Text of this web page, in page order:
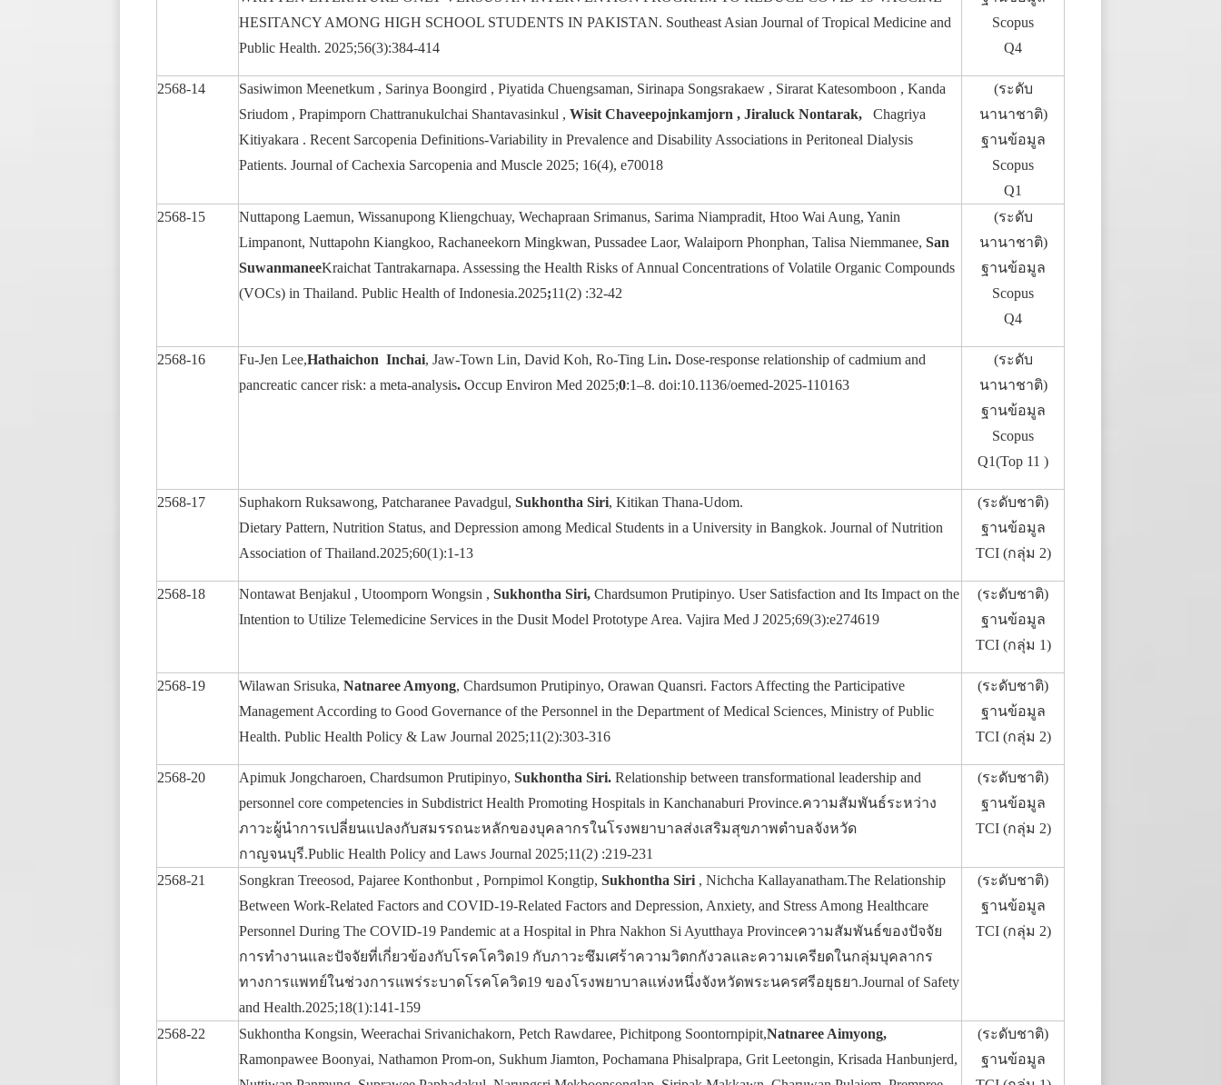
HESITANCY AMONG HIGH SCHOOL STUDENTS IN PAKISTAN. Southeast Asian Journal of Tropical Medicine and
Public Health. 2025;56(3):384-414
Scopus
Q4
2568-14
Sasiwimon Meenetkum , Sarinya Boongird , Piyatida Chuengsaman, Sirinapa Songsrakaew , Sirarat Katesomboon , Kanda
Sriudom , Prapimporn Chattranukulchai Shantavasinkul , Wisit Chaveepojnkamjorn , Jiraluck Nontarak, Chagriya
Kitiyakara . Recent Sarcopenia Definitions-Variability in Prevalence and Disability Associations in Peritoneal Dialysis
Patients. Journal of Cachexia Sarcopenia and Muscle 2025; 16(4), e70018
(ระดับ
นานาชาติ)
ฐานข้อมูล
Scopus
Q1
2568-15
Nuttapong Laemun, Wissanupong Kliengchuay, Wechapraan Srimanus, Sarima Niampradit, Htoo Wai Aung, Yanin
Limpanont, Nuttapohn Kiangkoo, Rachaneekorn Mingkwan, Pussadee Laor, Walaiporn Phonphan, Talisa Niemmanee, San
SuwanmaneeKraichat Tantrakarnapa. Assessing the Health Risks of Annual Concentrations of Volatile Organic Compounds
(VOCs) in Thailand. Public Health of Indonesia.2025;11(2) :32-42
(ระดับ
นานาชาติ)
ฐานข้อมูล
Scopus
Q4
2568-16 Fu-Jen Lee,Hathaichon Inchai, Jaw-Town Lin, David Koh, Ro-Ting Lin. Dose-response relationship of cadmium and
pancreatic cancer risk: a meta-analysis. Occup Environ Med 2025;0:1–8. doi:10.1136/oemed-2025-110163
(ระดับ
นานาชาติ)
ฐานข้อมูล
Scopus
Q1(Top 11 )
2568-17 Suphakorn Ruksawong, Patcharanee Pavadgul, Sukhontha Siri, Kitikan Thana-Udom.
Dietary Pattern, Nutrition Status, and Depression among Medical Students in a University in Bangkok. Journal of Nutrition
Association of Thailand.2025;60(1):1-13
(ระดับชาติ)
ฐานข้อมูล
TCI (กลุ่ม 2)
2568-18 Nontawat Benjakul , Utoomporn Wongsin , Sukhontha Siri, Chardsumon Prutipinyo. User Satisfaction and Its Impact on the
Intention to Utilize Telemedicine Services in the Dusit Model Prototype Area. Vajira Med J 2025;69(3):e274619
(ระดับชาติ)
ฐานข้อมูล
TCI (กลุ่ม 1)
2568-19 Wilawan Srisuka, Natnaree Amyong, Chardsumon Prutipinyo, Orawan Quansri. Factors Affecting the Participative
Management According to Good Governance of the Personnel in the Department of Medical Sciences, Ministry of Public
Health. Public Health Policy & Law Journal 2025;11(2):303-316
(ระดับชาติ)
ฐานข้อมูล
TCI (กลุ่ม 2)
2568-20 Apimuk Jongcharoen, Chardsumon Prutipinyo, Sukhontha Siri. Relationship between transformational leadership and
personnel core competencies in Subdistrict Health Promoting Hospitals in Kanchanaburi Province.ความสัมพันธ์ระหว่าง
ภาวะผู้นำการเปลี่ยนแปลงกับสมรรถนะหลักของบุคลากรในโรงพยาบาลส่งเสริมสุขภาพตำบลจังหวัด
กาญจนบุรี.Public Health Policy and Laws Journal 2025;11(2) :219-231
(ระดับชาติ)
ฐานข้อมูล
TCI (กลุ่ม 2)
2568-21 Songkran Treeosod, Pajaree Konthonbut , Pornpimol Kongtip, Sukhontha Siri , Nichcha Kallayanatham.The Relationship
Between Work-Related Factors and COVID-19-Related Factors and Depression, Anxiety, and Stress Among Healthcare
Personnel During The COVID-19 Pandemic at a Hospital in Phra Nakhon Si Ayutthaya Provinceความสัมพันธ์ของปัจจัย
การทำงานและปัจจัยที่เกี่ยวข้องกับโรคโควิด19 กับภาวะซึมเศร้าความวิตกกังวลและความเครียดในกลุ่มบุคลากร
ทางการแพทย์ในช่วงการแพร่ระบาดโรคโควิด19 ของโรงพยาบาลแห่งหนึ่งจังหวัดพระนครศรีอยุธยา.Journal of Safety
and Health.2025;18(1):141-159
(ระดับชาติ)
ฐานข้อมูล
TCI (กลุ่ม 2)
2568-22 Sukhontha Kongsin, Weerachai Srivanichakorn, Petch Rawdaree, Pichitpong Soontornpipit,Natnaree Aimyong,
Ramonpawee Boonyai, Nathamon Prom-on, Sukhum Jiamton, Pochamana Phisalprapa, Grit Leetongin, Krisada Hanbunjerd,
(ระดับชาติ)
ฐานข้อมูล